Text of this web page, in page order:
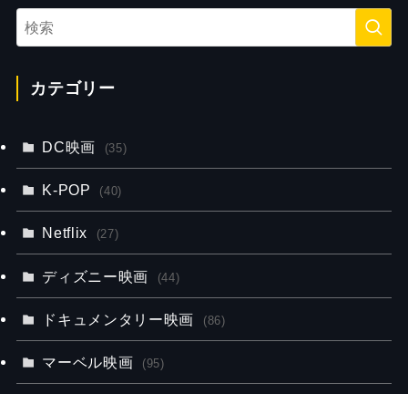
カテゴリー
DC映画 (35)
K-POP (40)
Netflix (27)
ディズニー映画 (44)
ドキュメンタリー映画 (86)
マーベル映画 (95)